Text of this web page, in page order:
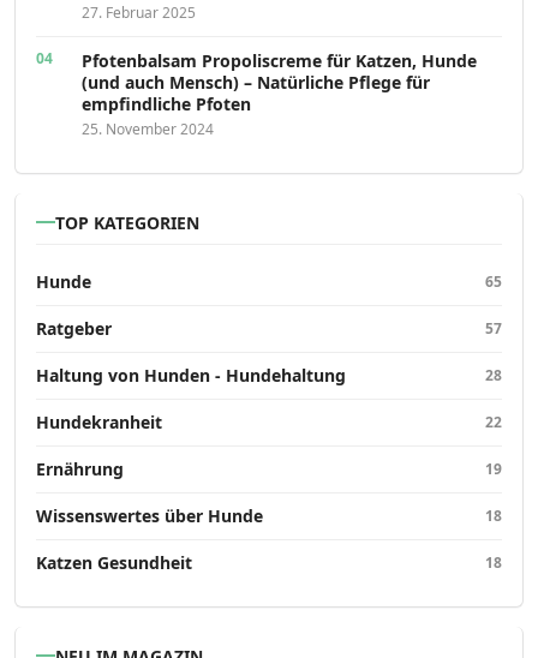
27. Februar 2025
Pfotenbalsam Propoliscreme für Katzen, Hunde
(und auch Mensch) – Natürliche Pflege für
empfindliche Pfoten
25. November 2024
TOP KATEGORIEN
Hunde 65
Ratgeber 57
Haltung von Hunden - Hundehaltung 28
Hundekranheit 22
Ernährung 19
Wissenswertes über Hunde 18
Katzen Gesundheit 18